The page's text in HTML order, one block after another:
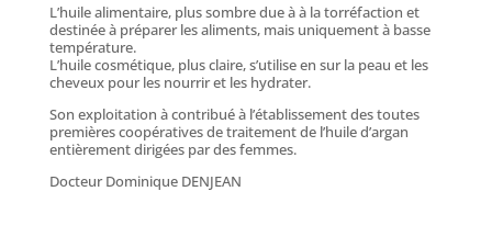
L’huile alimentaire, plus sombre due à à la torréfaction et
destinée à préparer les aliments, mais uniquement à basse
température.
L’huile cosmétique, plus claire, s’utilise en sur la peau et les
cheveux pour les nourrir et les hydrater.
Son exploitation à contribué à l’établissement des toutes
premières coopératives de traitement de l’huile d’argan
entièrement dirigées par des femmes.
Docteur Dominique DENJEAN